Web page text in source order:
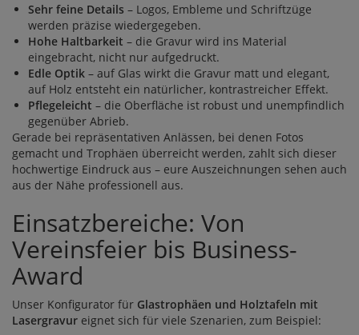
Sehr feine Details – Logos, Embleme und Schriftzüge
werden präzise wiedergegeben.
Hohe Haltbarkeit – die Gravur wird ins Material
eingebracht, nicht nur aufgedruckt.
Edle Optik – auf Glas wirkt die Gravur matt und elegant,
auf Holz entsteht ein natürlicher, kontrastreicher Effekt.
Pflegeleicht – die Oberfläche ist robust und unempfindlich
gegenüber Abrieb.
Gerade bei repräsentativen Anlässen, bei denen Fotos
gemacht und Trophäen überreicht werden, zahlt sich dieser
hochwertige Eindruck aus – eure Auszeichnungen sehen auch
aus der Nähe professionell aus.
Einsatzbereiche: Von
Vereinsfeier bis Business-
Award
Unser Konfigurator für Glastrophäen und Holztafeln mit
Lasergravur eignet sich für viele Szenarien, zum Beispiel: